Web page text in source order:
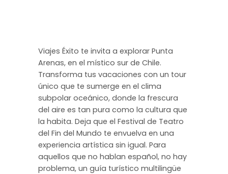
Viajes Éxito te invita a explorar Punta
Arenas, en el místico sur de Chile.
Transforma tus vacaciones con un tour
único que te sumerge en el clima
subpolar oceánico, donde la frescura
del aire es tan pura como la cultura que
la habita. Deja que el Festival de Teatro
del Fin del Mundo te envuelva en una
experiencia artística sin igual. Para
aquellos que no hablan español, no hay
problema, un guía turístico multilingüe